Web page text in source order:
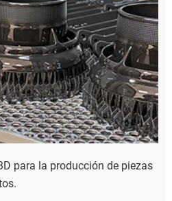
para la producción de piezas